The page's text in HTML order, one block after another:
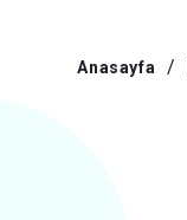
Anasayfa